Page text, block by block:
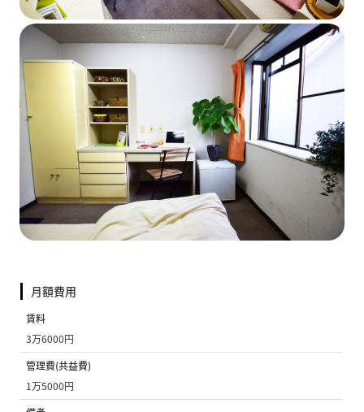
月額費用
賃料
3万6000円
管理費(共益費)
1万5000円